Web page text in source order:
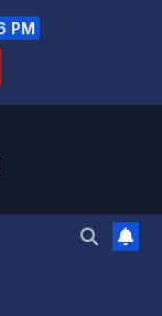
PM